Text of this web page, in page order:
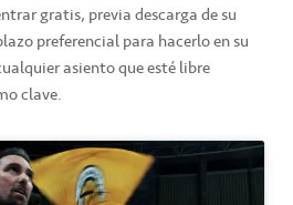
gratis, previa descarga de su
preferencial para hacerlo en su
asiento que esté libre
clave.